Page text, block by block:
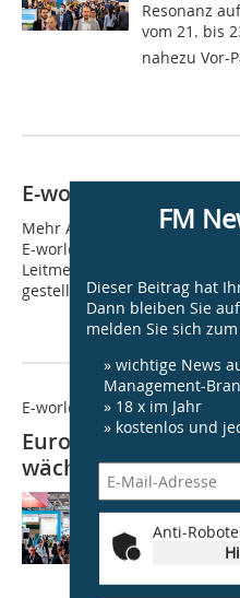
FM
Dieser Beitrag hat
Dann bleiben Sie
melden Sie sich
» wichtige News
Management-
» 18 x im Jahr
» kostenlos und
Anti-
Resonanz
vom 21. bis
nahezu Vor-
E-world 2025 mit
Mehr Aussteller, mehr
E-world energy & water hat
Leitmesse der
gestellt. Mit dem Rekordwert
E-world energy & water
Europas Leitmesse
wächst weiter
Zum 25-
energy &
statt. Laut
37.000